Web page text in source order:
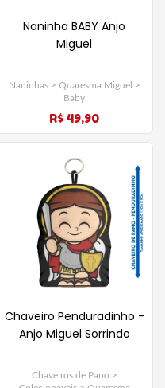
Naninha BABY Anjo
Miguel
Naninhas > Quaresma Miguel >
Baby
R$ 49,90
Chaveiro Penduradinho -
Anjo Miguel Sorrindo
Chaveiros de Pano >